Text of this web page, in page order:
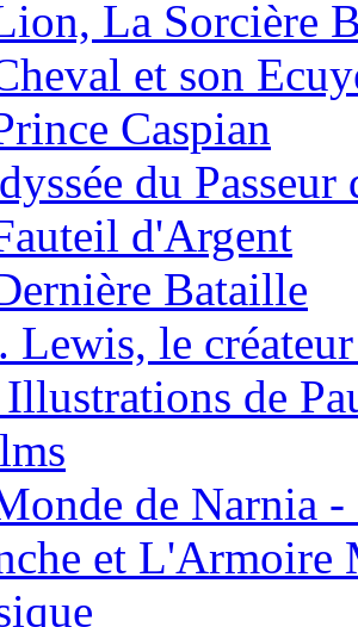
La Sorcière
et son
Caspian
du
d'Argent
Bataille
Lewis, le
de
de Narnia
et L'Armoire